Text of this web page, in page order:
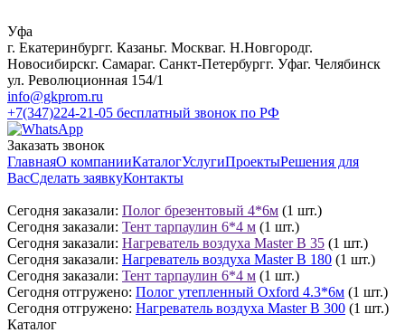
Уфа
г. Екатеринбургг. Казаньг. Москваг. Н.Новгородг.
Новосибирскг. Самараг. Санкт-Петербургг. Уфаг. Челябинск
ул. Революционная 154/1
info@gkprom.ru
+7(347)224-21-05 бесплатный звонок по РФ
Заказать звонок
ГлавнаяО компанииКаталогУслугиПроектыРешения для
ВасСделать заявкуКонтакты
Сегодня заказали: Полог брезентовый 4*6м (1 шт.)
Сегодня заказали: Тент тарпаулин 6*4 м (1 шт.)
Сегодня заказали: Нагреватель воздуха Master B 35 (1 шт.)
Сегодня заказали: Нагреватель воздуха Master B 180 (1 шт.)
Сегодня заказали: Тент тарпаулин 6*4 м (1 шт.)
Сегодня отгружено: Полог утепленный Oxford 4.3*6м (1 шт.)
Сегодня отгружено: Нагреватель воздуха Master B 300 (1 шт.)
Каталог